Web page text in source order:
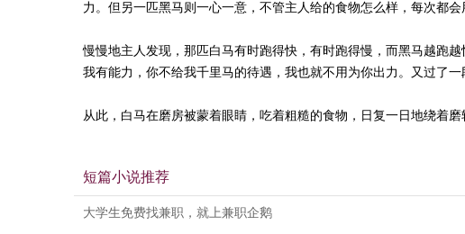
力。但另一匹黑马则一心一意，不管主人给的食物怎么样，每次都会
慢慢地主人发现，那匹白马有时跑得快，有时跑得慢，而黑马越跑
我有能力，你不给我千里马的待遇，我也就不用为你出力。又过了
从此，白马在磨房被蒙着眼睛，吃着粗糙的食物，日复一日地绕着
短篇小说推荐
大学生免费找兼职，就上兼职企鹅